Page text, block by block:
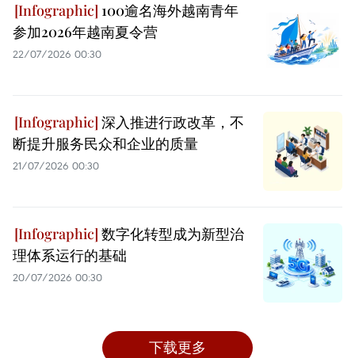
100逾名海外越南青年
参加2026年越南夏令营
22/07/2026 00:30
深入推进行政改革，不
断提升服务民众和企业的质量
21/07/2026 00:30
数字化转型成为新型治
理体系运行的基础
20/07/2026 00:30
下载更多